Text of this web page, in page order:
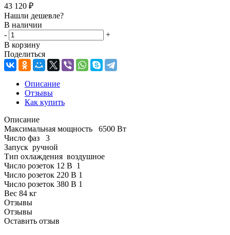
43 120 ₽
Нашли дешевле?
В наличии
-
+
В корзину
Поделиться
Описание
Отзывы
Как купить
Описание
Максимальная мощность 6500 Вт
Число фаз 3
Запуск ручной
Тип охлаждения воздушное
Число розеток 12 В 1
Число розеток 220 В 1
Число розеток 380 В 1
Вес 84 кг
Отзывы
Отзывы
Оставить отзыв